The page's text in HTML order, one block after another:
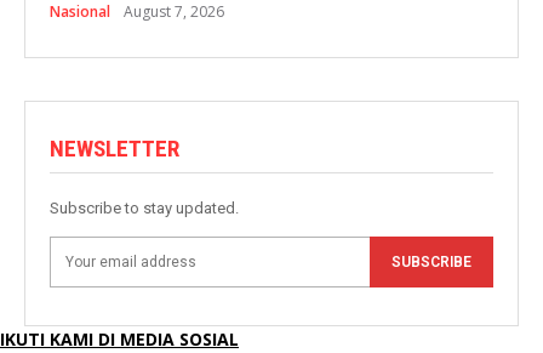
Nasional August 7, 2026
NEWSLETTER
Subscribe to stay updated.
SUBSCRIBE
IKUTI KAMI DI MEDIA SOSIAL